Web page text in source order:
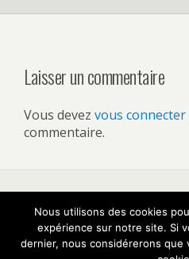
Laisser un commentaire
Vous devez vous connecter
commentaire.
Retour
Nous utilisons des cookies
expérience sur notre site. Si
dernier, nous considérerons que